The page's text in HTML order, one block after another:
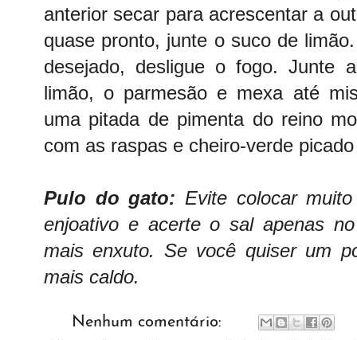
anterior secar para acrescentar a
quase pronto, junte o suco de
desejado, desligue o fogo. Junte
limão, o parmesão e mexa até
uma pitada de pimenta do reino
com as raspas e cheiro-verde
Pulo do gato: Evite colocar
enjoativo e acerte o sal apenas
mais enxuto. Se você quiser um
mais caldo.
Nenhum comentário: